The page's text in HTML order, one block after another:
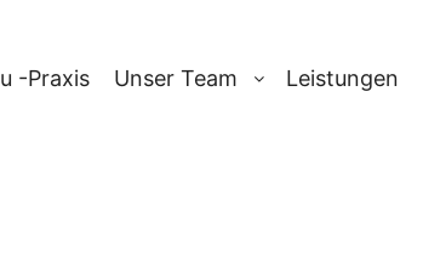
-Praxis Unser Team Leistungen